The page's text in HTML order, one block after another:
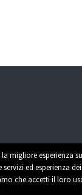
migliore esperienza
ed esperienza dei
che accetti il loro